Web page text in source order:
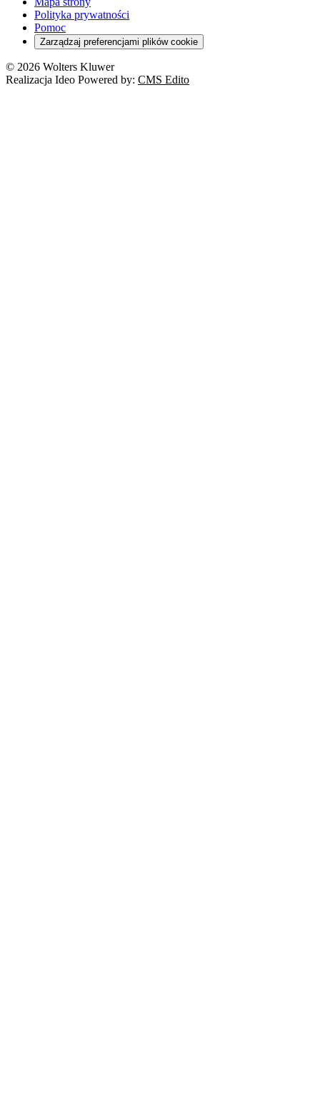
Polityka prywatności
Pomoc
Zarządzaj preferencjami plików cookie
© 2026 Wolters Kluwer
Realizacja Ideo Powered by: CMS Edito